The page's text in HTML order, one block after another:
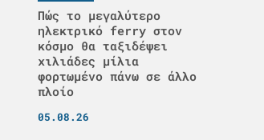
Πώς το μεγαλύτερο
ηλεκτρικό ferry στον
κόσμο θα ταξιδέψει
χιλιάδες μίλια
φορτωμένο πάνω σε άλλο
πλοίο
05.08.26